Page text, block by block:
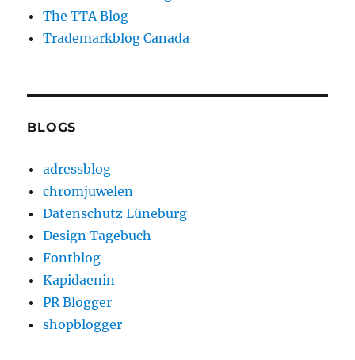
The TTA Blog
Trademarkblog Canada
BLOGS
adressblog
chromjuwelen
Datenschutz Lüneburg
Design Tagebuch
Fontblog
Kapidaenin
PR Blogger
shopblogger